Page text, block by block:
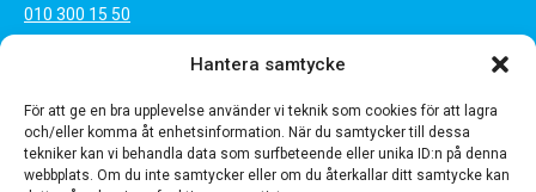
Hantera samtycke
För att ge en bra upplevelse använder vi teknik som cookies för att lagra
och/eller komma åt enhetsinformation. När du samtycker till dessa
tekniker kan vi behandla data som surfbeteende eller unika ID:n på denna
webbplats. Om du inte samtycker eller om du återkallar ditt samtycke kan
010 300 15 50
Startsida
Hemtjänst
Tjänster